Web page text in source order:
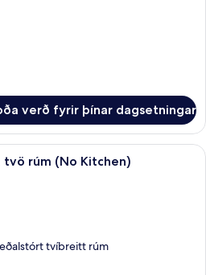
verð fyrir þínar dagsetningar
Deluxe-herbergi fyrir tvo, tvö rúm
rúm (No Kitchen)
tvíbreitt rúm